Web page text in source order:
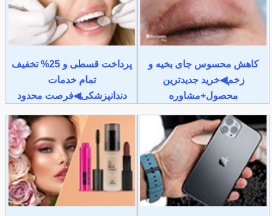
کاهش محسوس جای بخیه و
زخم◀خرید جدیدترین
محصول+مشاوره
پرداخت قسطی و 25% تخفیف
تمام خدمات
دندانپزشکی◀فرصت محدود